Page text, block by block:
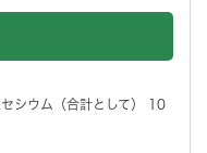
シウム（合計として） 10